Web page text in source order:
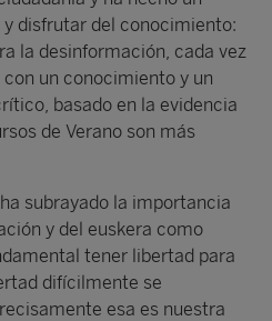
disfrutar del conocimiento:
la desinformación, cada vez
un conocimiento y un
basado en la evidencia
de Verano son más
subrayado la importancia
y del euskera como
tener libertad para
difícilmente se
esa es nuestra